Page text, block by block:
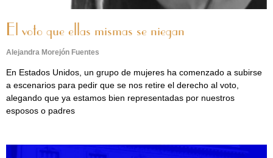
El voto que ellas mismas se niegan
Alejandra Morejón Fuentes
En Estados Unidos, un grupo de mujeres ha comenzado a subirse
a escenarios para pedir que se nos retire el derecho al voto,
alegando que ya estamos bien representadas por nuestros
esposos o padres